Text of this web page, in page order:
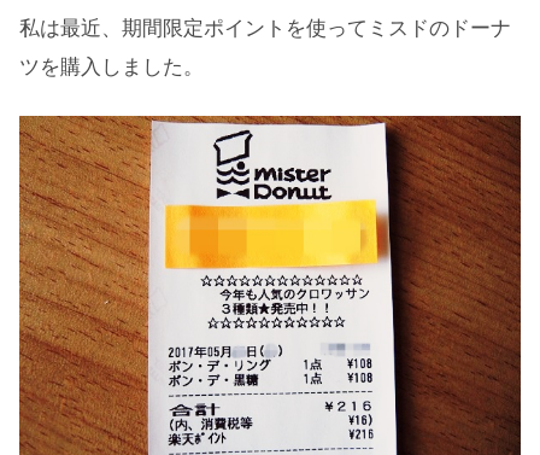
私は最近、期間限定ポイントを使ってミスドのドーナ
ツを購入しました。